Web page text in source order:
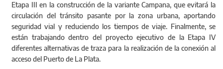
Etapa III en la construcción de la variante Campana, que evitará la
circulación del tránsito pasante por la zona urbana, aportando
seguridad vial y reduciendo los tiempos de viaje. Finalmente, se
están trabajando dentro del proyecto ejecutivo de la Etapa IV
diferentes alternativas de traza para la realización de la conexión al
acceso del Puerto de La Plata.